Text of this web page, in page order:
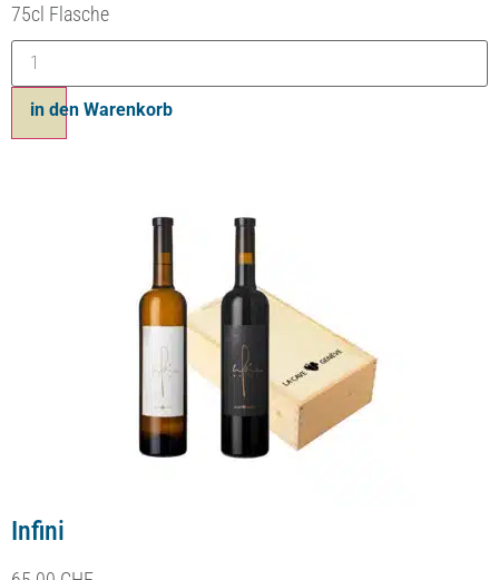
20.90CHF
Bouteille 75cl
Ajouter au panier